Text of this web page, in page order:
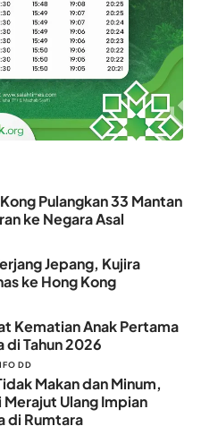
Pulangkan 33 Mantan
ke Negara Asal
Jepang, Kujira
ke Hong Kong
Kematian Anak Pertama
di Tahun 2026
DD
Makan dan Minum,
Merajut Ulang Impian
di Rumtara